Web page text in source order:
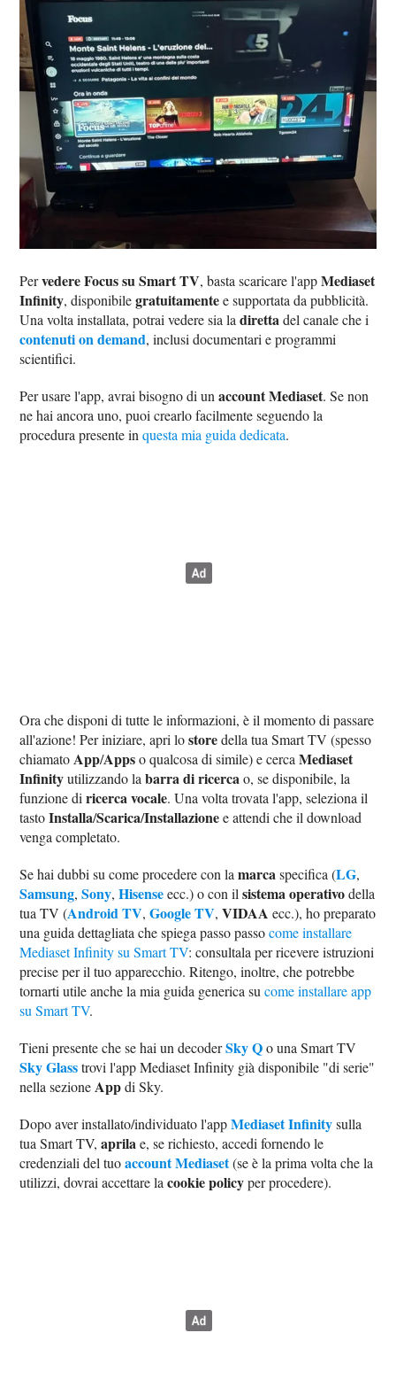
Pervedere Focus su Smart TV, basta scaricare l'appMediaset
Infinity, disponibilegratuitamentee supportata da pubblicità.
Una volta installata, potrai vedere sia ladirettadel canale che i
contenuti on demand, inclusi documentari e programmi
scientifici.
Per usare l'app, avrai bisogno di unaccount Mediaset. Se non
ne hai ancora uno, puoi crearlo facilmente seguendo la
procedura presente inquesta mia guida dedicata.
Ora che disponi di tutte le informazioni, è il momento di passare
all'azione! Per iniziare, apri lostoredella tua Smart TV (spesso
chiamatoApp/Appso qualcosa di simile) e cercaMediaset
Infinityutilizzando labarra di ricercao, se disponibile, la
funzione diricerca vocale. Una volta trovata l'app, seleziona il
tastoInstalla/Scarica/Installazionee attendi che il download
venga completato.
Se hai dubbi su come procedere con lamarcaspecifica (LG,
Samsung,Sony,Hisenseecc.) o con ilsistema operativodella
tua TV (Android TV,Google TV,VIDAA ecc.), ho preparato
una guida dettagliata che spiega passo passocome installare
Mediaset Infinity su Smart TV: consultala per ricevere istruzioni
precise per il tuo apparecchio. Ritengo, inoltre, che potrebbe
tornarti utile anche la mia guida generica sucome installare app
su Smart TV.
Tieni presente che se hai un decoderSky Qo una Smart TV
Sky Glasstrovi l'app Mediaset Infinity già disponibile "di serie"
nella sezioneAppdi Sky.
Dopo aver installato/individuato l'appMediaset Infinitysulla
tua Smart TV,aprilae, se richiesto, accedi fornendo le
credenziali del tuoaccount Mediaset(se è la prima volta che la
utilizzi, dovrai accettare lacookie policyper procedere).